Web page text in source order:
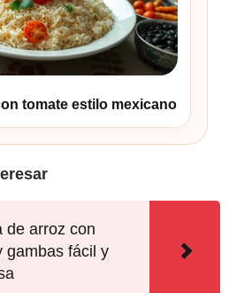
tomate estilo mexicano
de arroz con
gambas fácil y